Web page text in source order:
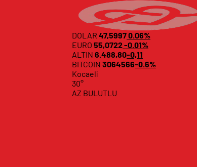
DOLAR 47,59970.06%
EURO 55,0722-0.01%
ALTIN 6.488,80-0,11
BITCOIN 3064566-0.6%
Kocaeli
30°
AZ BULUTLU